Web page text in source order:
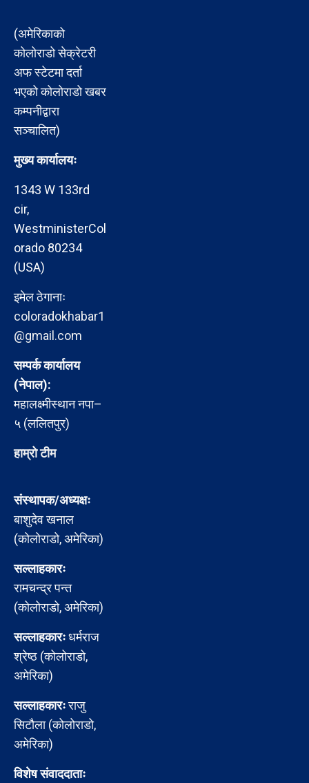
(अमेरिकाको
कोलोराडो सेक्रेटरी
अफ स्टेटमा दर्ता
भएको कोलोराडो खबर
कम्पनीद्वारा
सञ्चालित)
मुख्य कार्यालयः
1343 W 133rd
cir,
WestministerCol
orado 80234
(USA)
इमेल ठेगानाः
coloradokhabar1
@gmail.com
सम्पर्क कार्यालय
(नेपाल):
महालक्ष्मीस्थान नपा–
५ (ललितपुर)
हाम्रो टीम
संस्थापक/अध्यक्षः
बाशुदेव खनाल
(कोलोराडो, अमेरिका)
सल्लाहकारः
रामचन्द्र पन्त
(कोलोराडो, अमेरिका)
सल्लाहकारःधर्मराज
श्रेष्ठ (कोलोराडो,
अमेरिका)
सल्लाहकारःराजु
सिटौला (कोलोराडो,
अमेरिका)
विशेष संवाददाताः